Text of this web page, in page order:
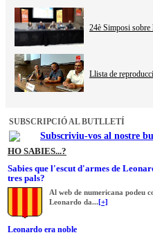
24è Simposi sobre
Llista de
SUBSCRIPCIÓ AL BUTLLETÍ
Subscriviu-vos al nostre
HO SABIES...?
Sabies que l'escut d'armes de
tres pals?
Al web de numericana podeu
Leonardo da...[+]
Leonardo era noble